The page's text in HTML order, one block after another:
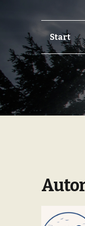
Skip
to
navigation
Skip
to
content
Start